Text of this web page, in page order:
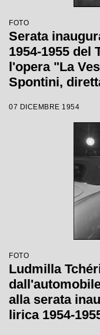
FOTO
Serata
1954-1955 del
l'opera "La
Spontini,
07 DICEMBRE 1954
FOTO
Ludmilla
alla serata
lirica 1954-